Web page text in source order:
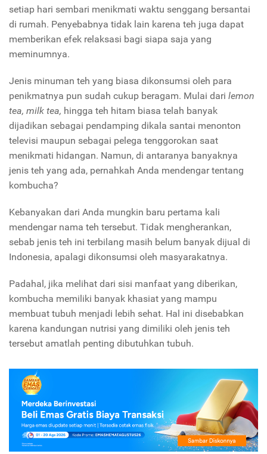
setiap hari sembari menikmati waktu senggang bersantai
di rumah. Penyebabnya tidak lain karena teh juga dapat
memberikan efek relaksasi bagi siapa saja yang
meminumnya.
Jenis minuman teh yang biasa dikonsumsi oleh para
penikmatnya pun sudah cukup beragam. Mulai dari lemon
tea, milk tea, hingga teh hitam biasa telah banyak
dijadikan sebagai pendamping dikala santai menonton
televisi maupun sebagai pelega tenggorokan saat
menikmati hidangan. Namun, di antaranya banyaknya
jenis teh yang ada, pernahkah Anda mendengar tentang
kombucha?
Kebanyakan dari Anda mungkin baru pertama kali
mendengar nama teh tersebut. Tidak mengherankan,
sebab jenis teh ini terbilang masih belum banyak dijual di
Indonesia, apalagi dikonsumsi oleh masyarakatnya.
Padahal, jika melihat dari sisi manfaat yang diberikan,
kombucha memiliki banyak khasiat yang mampu
membuat tubuh menjadi lebih sehat. Hal ini disebabkan
karena kandungan nutrisi yang dimiliki oleh jenis teh
tersebut amatlah penting dibutuhkan tubuh.